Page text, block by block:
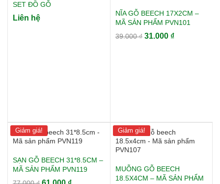
SET ĐỒ GỖ
Liên hệ
NĨA GỖ BEECH 17X2CM –
MÃ SẢN PHẨM PVN101
39.000₫ Giá
31.000 ₫Giá
Giảm giá!
SẠN GỖ BEECH 31*8.5CM –
MÃ SẢN PHẨM PVN119
Giảm giá!
MUỖNG GỖ BEECH
18.5X4CM – MÃ SẢN PHẨM